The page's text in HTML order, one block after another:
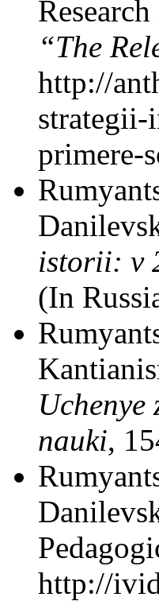
“The
http://
strategii-
primere-
istorii: v
(In
nauki,
http://